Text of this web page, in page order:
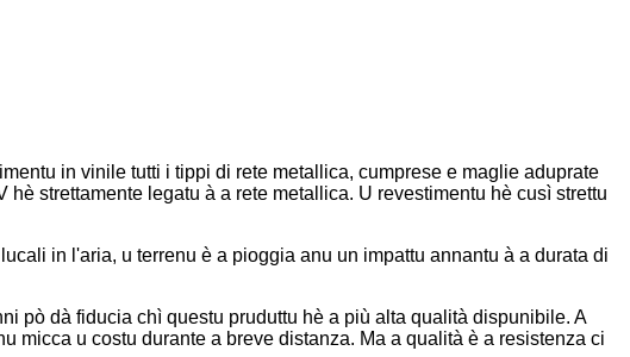
in vinile tutti i tippi di rete metallica, cumprese e maglie aduprate
strettamente legatu à a rete metallica. U revestimentu hè cusì strettu
in l'aria, u terrenu è a pioggia anu un impattu annantu à a durata di
pò dà fiducia chì questu pruduttu hè a più alta qualità dispunibile. A
micca u costu durante a breve distanza. Ma a qualità è a resistenza ci